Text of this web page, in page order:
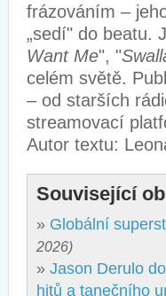
frázováním –
„sedí" do beatu.
Want Me", "
celém světě.
– od starších
streamovací
Autor textu:
Související
» Globální
2026)
» Jason Derulo
hitů a tanečního